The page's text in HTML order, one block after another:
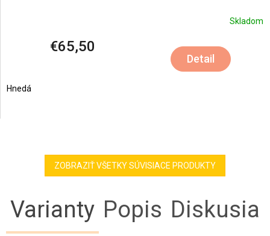
Skladom
€65,50
Detail
Hnedá
ZOBRAZIŤ VŠETKY SÚVISIACE PRODUKTY
Varianty Popis Diskusia